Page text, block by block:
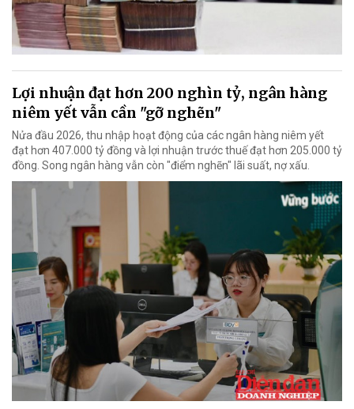
Lợi nhuận đạt hơn 200 nghìn tỷ, ngân hàng
niêm yết vẫn cần "gỡ nghẽn"
Nửa đầu 2026, thu nhập hoạt động của các ngân hàng niêm yết
đạt hơn 407.000 tỷ đồng và lợi nhuận trước thuế đạt hơn 205.000 tỷ
đồng. Song ngân hàng vẫn còn "điểm nghẽn" lãi suất, nợ xấu.